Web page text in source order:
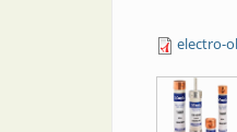
electro-